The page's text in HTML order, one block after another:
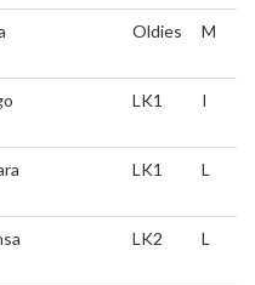
Oldies M
LK1 I
LK1 L
LK2 L